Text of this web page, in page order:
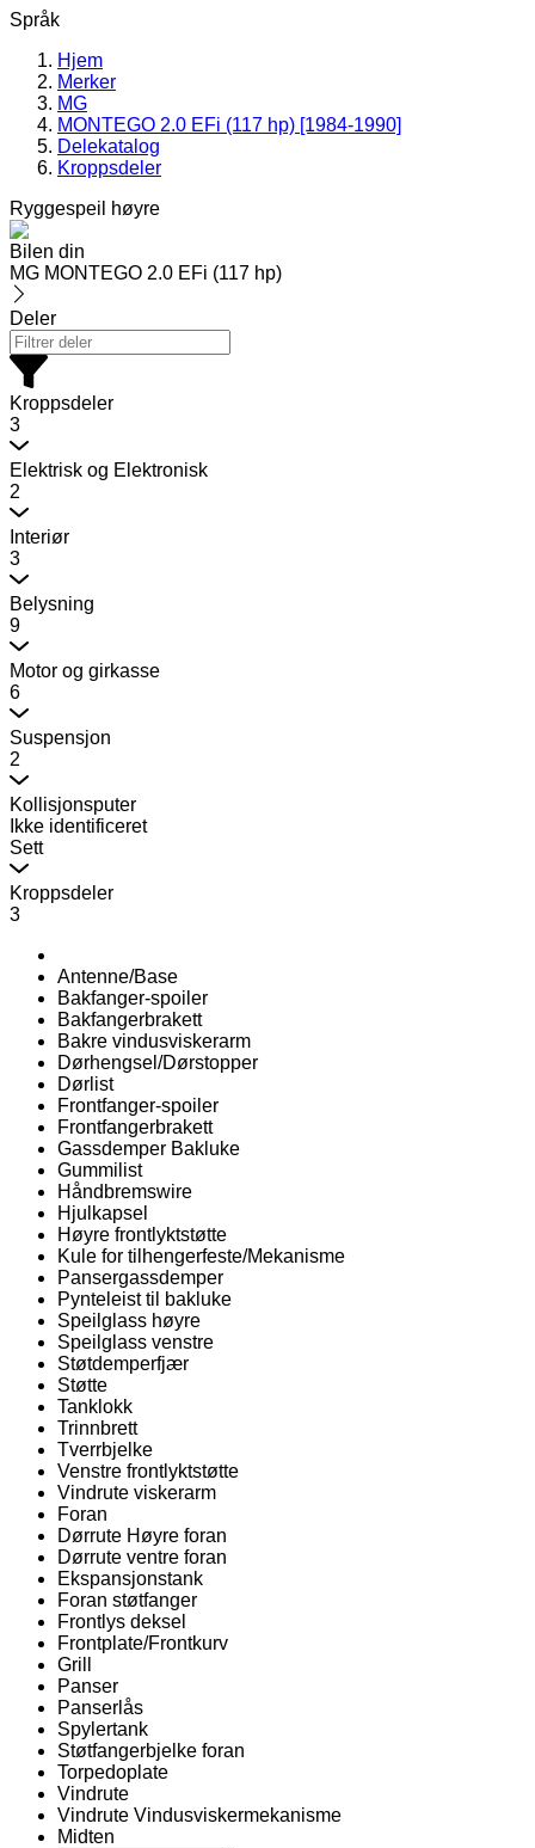
Språk
Hjem
Merker
MG
MONTEGO 2.0 EFi (117 hp) [1984-1990]
Delekatalog
Kroppsdeler
Ryggespeil høyre
Bilen din
MG MONTEGO 2.0 EFi (117 hp)
Deler
Kroppsdeler
3
Elektrisk og Elektronisk
2
Interiør
3
Belysning
9
Motor og girkasse
6
Suspensjon
2
Kollisjonsputer
Ikke identificeret
Sett
Kroppsdeler
3
Antenne/Base
Bakfanger-spoiler
Bakfangerbrakett
Bakre vindusviskerarm
Dørhengsel/Dørstopper
Dørlist
Frontfanger-spoiler
Frontfangerbrakett
Gassdemper Bakluke
Gummilist
Håndbremswire
Hjulkapsel
Høyre frontlyktstøtte
Kule for tilhengerfeste/Mekanisme
Pansergassdemper
Pynteleist til bakluke
Speilglass høyre
Speilglass venstre
Støtdemperfjær
Støtte
Tanklokk
Trinnbrett
Tverrbjelke
Venstre frontlyktstøtte
Vindrute viskerarm
Foran
Dørrute Høyre foran
Dørrute ventre foran
Ekspansjonstank
Foran støtfanger
Frontlys deksel
Frontplate/Frontkurv
Grill
Panser
Panserlås
Spylertank
Støtfangerbjelke foran
Torpedoplate
Vindrute
Vindrute Vindusviskermekanisme
Midten